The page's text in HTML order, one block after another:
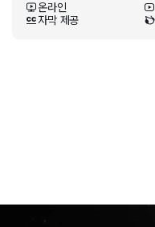
온라인
자막 제공